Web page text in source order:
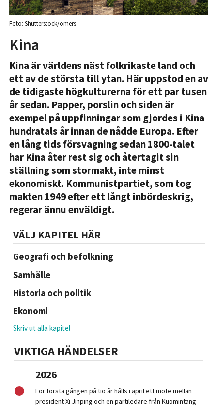
Foto: Shutterstock/omers
Kina
Kina är världens näst folkrikaste land och
ett av de största till ytan. Här uppstod en av
de tidigaste högkulturerna för ett par tusen
år sedan. Papper, porslin och siden är
exempel på uppfinningar som gjordes i Kina
hundratals år innan de nådde Europa. Efter
en lång tids försvagning sedan 1800-talet
har Kina åter rest sig och återtagit sin
ställning som stormakt, inte minst
ekonomiskt. Kommunistpartiet, som tog
makten 1949 efter ett långt inbördeskrig,
regerar ännu enväldigt.
VÄLJ KAPITEL HÄR
Geografi och befolkning
Samhälle
Historia och politik
Ekonomi
Skriv ut alla kapitel
VIKTIGA HÄNDELSER
2026
För första gången på tio år hålls i april ett möte mellan
president Xi Jinping och en partiledare från Kuomintang